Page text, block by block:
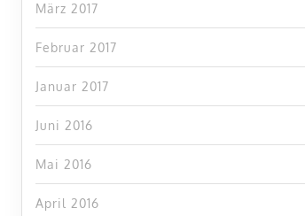
März 2017
Februar 2017
Januar 2017
Juni 2016
Mai 2016
April 2016